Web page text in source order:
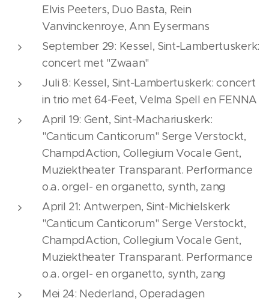
Elvis Peeters, Duo Basta, Rein
Vanvinckenroye, Ann Eysermans
September 29: Kessel, Sint-Lambertuskerk:
concert met "Zwaan"
Juli 8: Kessel, Sint-Lambertuskerk: concert
in trio met 64-Feet, Velma Spell en FENNA
April 19: Gent, Sint-Machariuskerk:
"Canticum Canticorum" Serge Verstockt,
ChampdAction, Collegium Vocale Gent,
Muziektheater Transparant. Performance
o.a. orgel- en organetto, synth, zang
April 21: Antwerpen, Sint-Michielskerk
"Canticum Canticorum" Serge Verstockt,
ChampdAction, Collegium Vocale Gent,
Muziektheater Transparant. Performance
o.a. orgel- en organetto, synth, zang
Mei 24: Nederland, Operadagen